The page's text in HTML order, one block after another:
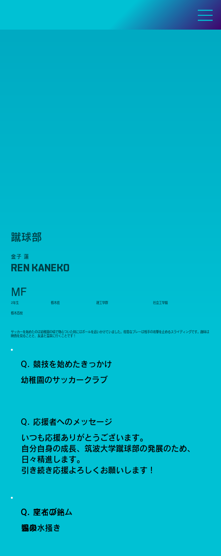
蹴球部
金子 蓮
REN KANEKO
MF
2年生 栃木県 理工学群 社会工学類
栃木高校
Q. 競技を始めたきっかけ
幼稚園のサッカークラブ
鴨の水掻き
Q. 座右の銘
温泉
Q. マイブーム
Q. 応援者へのメッセージ
いつも応援ありがとうございます。
自分自身の成長、筑波大学蹴球部の発展のため、
日々精進します。
引き続き応援よろしくお願いします！
サッカーを始めたのは幼稚園の頃で物心ついた時にはボールを追いかけていました。得意なプレーは相手の攻撃を止めるスライディングです。趣味は
映画を見ることと、友達と温泉に行くことです！